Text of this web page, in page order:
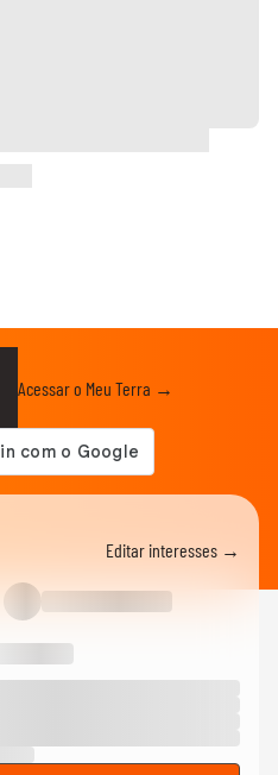
Acessar o Meu Terra →
Editar interesses →